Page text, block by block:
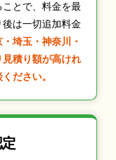
とで、料金を最
は一切追加料金
・埼玉・神奈川・
積り額が高けれ
ださい。